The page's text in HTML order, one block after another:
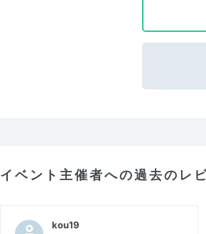
イベント主催者への過去のレ
kou19